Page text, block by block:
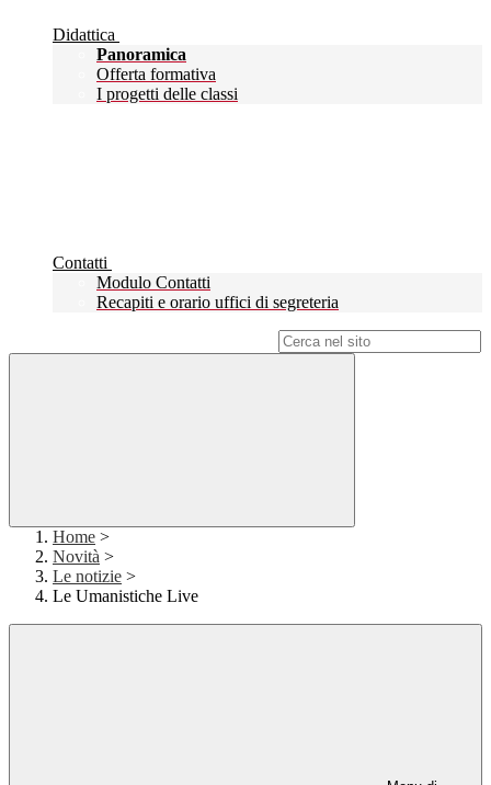
Didattica
Panoramica
Offerta formativa
I progetti delle classi
Contatti
Modulo Contatti
Recapiti e orario uffici di segreteria
Home >
Novità >
Le notizie >
Le Umanistiche Live